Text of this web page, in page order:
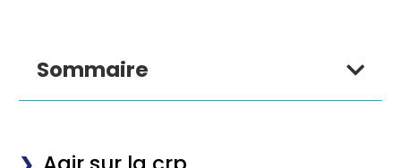
Sommaire